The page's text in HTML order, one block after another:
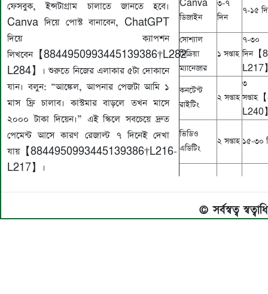
ফেসবুক, ইন্সটাগ্রাম চালাতে জানতে হবে।
Canva দিয়ে পোস্ট বানাবেন, ChatGPT
দিয়ে ক্যাপশন
লিখবেন【8844950993445139386†L282-
L284】। শুরুতে নিজের এলাকার ৫টা দোকানে
যান। বলুন: “আঙ্কেল, আপনার পেজটা আমি ১
মাস ফ্রি চালাব। কাস্টমার বাড়লে তখন মাসে
২০০০ টাকা দিয়েন।” এই স্কিলে সবচেয়ে দ্রুত
পেমেন্ট আসে কারণ রেজাল্ট ৭ দিনেই দেখা
যায়【8844950993445139386†L216-
L217】।
Canva
ডিজাইন
৩-৭
দিন
৭-১৫
সোশ্যাল
মিডিয়া
ম্যানেজার
১ সপ্তাহ
৭-৩০
দিন
L217
কনটেন্ট
রাইটিং
২ সপ্তাহ
৩
L240
ভিডিও
এডিটিং
২ সপ্তাহ ১৫-৩০
© সর্বস্বত্ব